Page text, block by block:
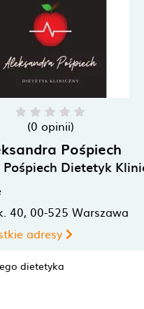
(0 opinii)
Pośpiech
Dietetyk
40, 00-525 Warszawa
adresy
dietetyka